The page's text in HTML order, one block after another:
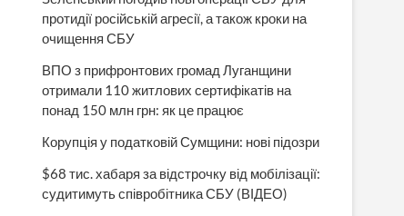
протидії російській агресії, а також кроки на
очищення СБУ
ВПО з прифронтових громад Луганщини
отримали 110 житлових сертифікатів на
понад 150 млн грн: як це працює
Корупція у податковій Сумщини: нові підозри
$68 тис. хабаря за відстрочку від мобілізації:
судитимуть співробітника СБУ (ВІДЕО)